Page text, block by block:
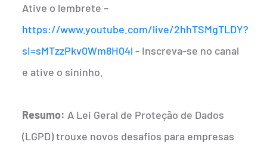
Ative o lembrete –
https://www.youtube.com/live/2hhTSMgTLDY?
si=sMTzzPkv0Wm8H04l- Inscreva-se no canal
e ative o sininho.
Resumo: A Lei Geral de Proteção de Dados
(LGPD) trouxe novos desafios para empresas